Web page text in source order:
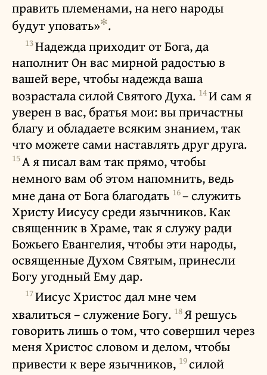
править племенами, на него народы
будут уповать»✻.
13Надежда приходит от Бога, да
наполнит Он вас мирной радостью в
вашей вере, чтобы надежда ваша
возрастала силой Святого Духа. 14И сам я
уверен в вас, братья мои: вы причастны
благу и обладаете всяким знанием, так
что можете сами наставлять друг друга.
15А я писал вам так прямо, чтобы
немного вам об этом напомнить, ведь
мне дана от Бога благодать 16– служить
Христу Иисусу среди язычников. Как
священник в Храме, так я служу ради
Божьего Евангелия, чтобы эти народы,
освященные Духом Святым, принесли
Богу угодный Ему дар.
17Иисус Христос дал мне чем
хвалиться – служение Богу. 18Я решусь
говорить лишь о том, что совершил через
меня Христос словом и делом, чтобы
привести к вере язычников, 19силой